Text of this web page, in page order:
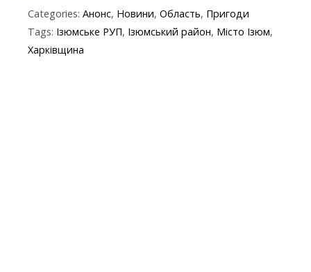
e
b
itt
er
e er at y
p
t ai
Categories: Анонс, Новини, Область, Пригоди
Tags: Ізюмське РУП, Ізюмський район, Місто Ізюм,
Харківщина